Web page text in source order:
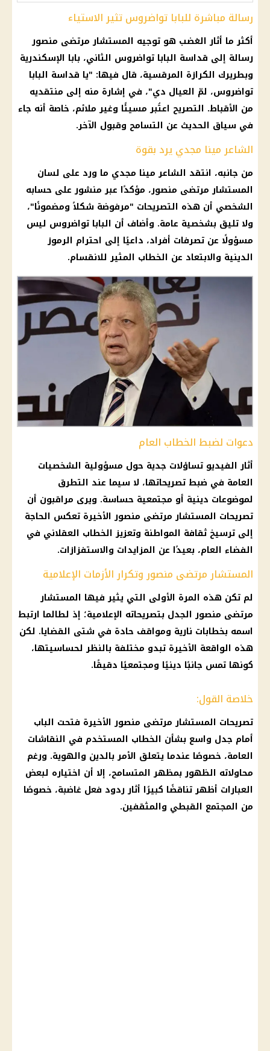
رسالة مباشرة للبابا تواضروس تثير الاستياء
أكثر ما أثار الغضب هو توجيه المستشار مرتضى منصور
رسالة إلى قداسة البابا تواضروس الثاني، بابا الإسكندرية
وبطريرك الكرازة المرقسية، قال فيها: "يا قداسة البابا
تواضروس، لمّ العيال دي"، في إشارة منه إلى منتقديه
من الأقباط. التصريح اعتُبر مسيئًا وغير ملائم، خاصة أنه جاء
في سياق الحديث عن التسامح وقبول الآخر.
الشاعر مينا مجدي يرد بقوة
من جانبه، انتقد الشاعر مينا مجدي ما ورد على لسان
المستشار مرتضى منصور، مؤكدًا عبر منشور على حسابه
الشخصي أن هذه التصريحات "مرفوضة شكلاً ومضمونًا"،
ولا تليق بشخصية عامة. وأضاف أن البابا تواضروس ليس
مسؤولًا عن تصرفات أفراد، داعيًا إلى احترام الرموز
الدينية والابتعاد عن الخطاب المثير للانقسام.
دعوات لضبط الخطاب العام
أثار الفيديو تساؤلات جدية حول مسؤولية الشخصيات
العامة في ضبط تصريحاتها، لا سيما عند التطرق
لموضوعات دينية أو مجتمعية حساسة. ويرى مراقبون أن
تصريحات المستشار مرتضى منصور الأخيرة تعكس الحاجة
إلى ترسيخ ثقافة المواطنة وتعزيز الخطاب العقلاني في
الفضاء العام، بعيدًا عن المزايدات والاستفزازات.
المستشار مرتضى منصور وتكرار الأزمات الإعلامية
لم تكن هذه المرة الأولى التي يثير فيها المستشار
مرتضى منصور الجدل بتصريحاته الإعلامية؛ إذ لطالما ارتبط
اسمه بخطابات نارية ومواقف حادة في شتى القضايا. لكن
هذه الواقعة الأخيرة تبدو مختلفة بالنظر لحساسيتها،
كونها تمس جانبًا دينيًا ومجتمعيًا دقيقًا.
خلاصة القول:
تصريحات المستشار مرتضى منصور الأخيرة فتحت الباب
أمام جدل واسع بشأن الخطاب المستخدم في النقاشات
العامة، خصوصًا عندما يتعلق الأمر بالدين والهوية. ورغم
محاولاته الظهور بمظهر المتسامح، إلا أن اختياره لبعض
العبارات أظهر تناقضًا كبيرًا أثار ردود فعل غاضبة، خصوصًا
من المجتمع القبطي والمثقفين.